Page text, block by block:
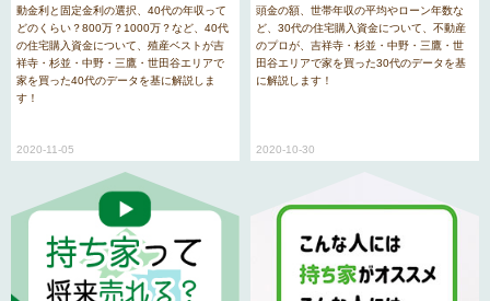
動金利と固定金利の選択、40代の年収って
どのくらい？800万？1000万？など、40代
の住宅購入資金について、殖産ベストが吉
祥寺・杉並・中野・三鷹・世田谷エリアで
家を買った40代のデータを基に解説しま
す！
2020-11-05
頭金の額、世帯年収の平均やローン年数な
ど、30代の住宅購入資金について、不動産
のプロが、吉祥寺・杉並・中野・三鷹・世
田谷エリアで家を買った30代のデータを基
に解説します！
2020-10-30